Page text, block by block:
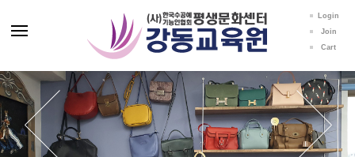
Login
Join
Cart